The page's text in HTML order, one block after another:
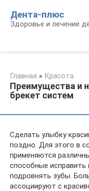
контенту
Дента-плюс
Здоровье и лечение
Главная » Красота
Преимущества и
брекет систем
Сделать улыбку
поздно. Для этого в
применяются
способные исправить
подровнять зубы.
ассоциируют с